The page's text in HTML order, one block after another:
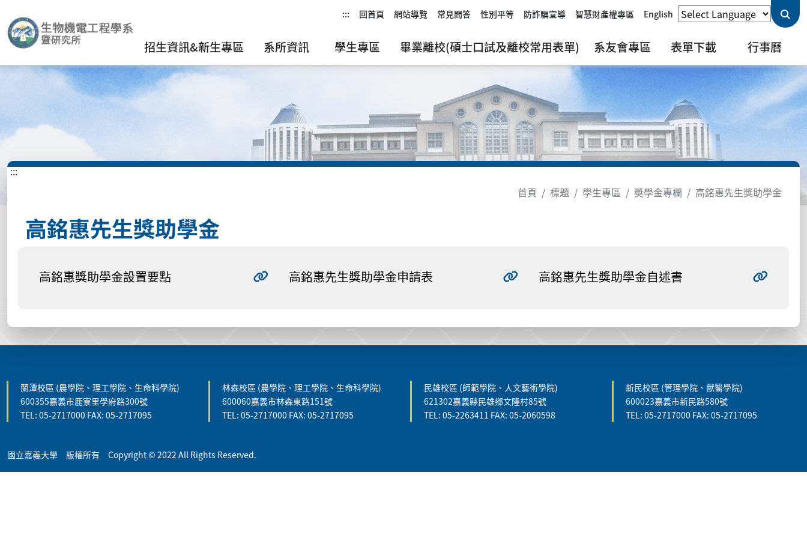
::: 回首頁 網站導覽 常見問答 性別平等 防詐騙宣導 智慧財產權專區 English
招生資訊&新生專區 系所資訊 學生專區 畢業離校(碩士口試及離校常用表單) 系友會專區 表單下載 行事曆
:::
首頁
標題 學生專區 奬學金專欄 高銘惠先生獎助學金
高銘惠先生獎助學金
高銘惠獎助學金設置要點 高銘惠先生獎助學金申請表 高銘惠先生獎助學金自述書
蘭潭校區 (農學院、理工學院、生命科學院)
600355嘉義市鹿寮里學府路300號
TEL: 05-2717000 FAX: 05-2717095
林森校區 (農學院、理工學院、生命科學院)
600060嘉義市林森東路151號
TEL: 05-2717000 FAX: 05-2717095
民雄校區 (師範學院、人文藝術學院)
621302嘉義縣民雄鄉文隆村85號
TEL: 05-2263411 FAX: 05-2060598
新民校區 (管理學院、獸醫學院)
600023嘉義市新民路580號
TEL: 05-2717000 FAX: 05-2717095
國立嘉義大學 版權所有 Copyright © 2022 All Rights Reserved.